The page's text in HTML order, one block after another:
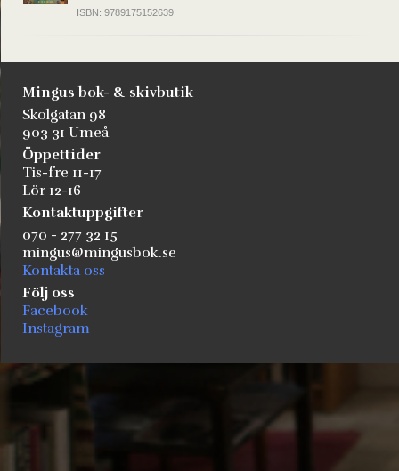
ISBN: 9789175152639
Mingus bok- & skivbutik
Skolgatan 98
903 31 Umeå
Öppettider
Tis-fre 11-17
Lör 12-16
Kontaktuppgifter
070 - 277 32 15
mingus@mingusbok.se
Kontakta oss
Följ oss
Facebook
Instagram